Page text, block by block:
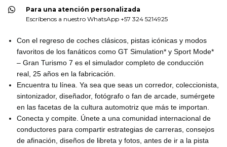
Para una atención personalizada
Escríbenos a nuestro WhatsApp +57 324 5214925
Con el regreso de coches clásicos, pistas icónicas y modos
favoritos de los fanáticos como GT Simulation* y Sport Mode*
– Gran Turismo 7 es el simulador completo de conducción
real, 25 años en la fabricación.
Encuentra tu línea. Ya sea que seas un corredor, coleccionista,
sintonizador, diseñador, fotógrafo o fan de arcade, sumérgete
en las facetas de la cultura automotriz que más te importan.
Conecta y compite. Únete a una comunidad internacional de
conductores para compartir estrategias de carreras, consejos
de afinación, diseños de libreta y fotos, antes de ir a la pista